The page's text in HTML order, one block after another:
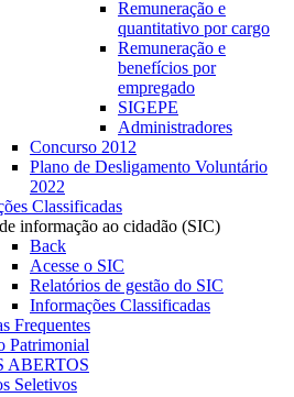
Remuneração e
quantitativo por cargo
Remuneração e
benefícios por
empregado
SIGEPE
Administradores
Concurso 2012
Plano de Desligamento Voluntário
2022
Classificadas
informação ao cidadão (SIC)
Back
Acesse o SIC
Relatórios de gestão do SIC
Informações Classificadas
Frequentes
Patrimonial
ABERTOS
Seletivos